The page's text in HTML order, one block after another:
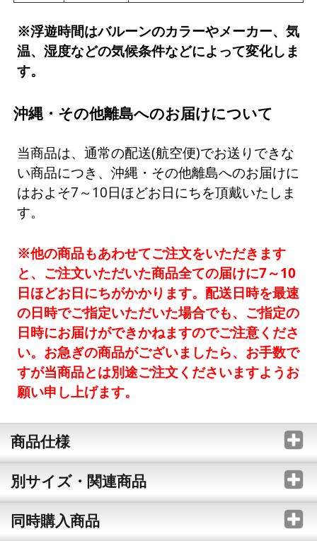
※浮遊時間はバルーンのカラーやメーカー、気
温、湿度などの気候条件などによって変化しま
す。
沖縄・その他離島へのお届けについて
当商品は、通常の配送(航空便)でお送りできな
い商品につき、沖縄・その他離島へのお届けに
はおよそ7～10日ほどお日にちを頂戴いたしま
す。
※他の商品もあわせてご注文をいただきます
と、ご注文いただいた商品全ての届けに7～10
日ほどお日にちがかかります。配送日時を最速
の日時でご指定いただいた場合でも、ご指定の
日時にお届けができかねますのでご注意くださ
い。お急ぎの商品がございましたら、お手数で
すが当商品とは別途ご注文くださいますようお
願い申し上げます。
商品仕様
別サイズ・関連商品
同時購入商品